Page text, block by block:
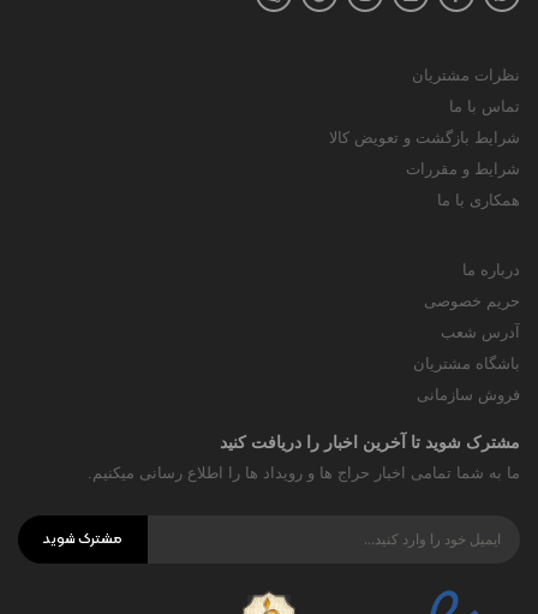
نظرات مشتریان
تماس با ما
شرایط بازگشت و تعویض کالا
شرایط و مقررات
همکاری با ما
درباره ما
حریم خصوصی
آدرس شعب
باشگاه مشتریان
فروش سازمانی
مشترک شوید تا آخرین اخبار را دریافت کنید
ما به شما تمامی اخبار حراج ها و رویداد ها را اطلاع رسانی میکنیم.
مشترک شوید